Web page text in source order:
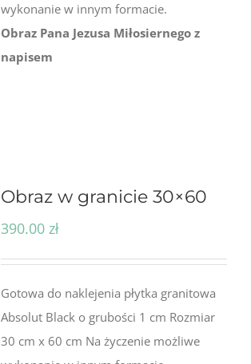
wykonanie w innym formacie.
Obraz Pana Jezusa Miłosiernego z
napisem
Obraz w granicie 30×60
390.00 zł
Gotowa do naklejenia płytka granitowa
Absolut Black o grubości 1 cm Rozmiar
30 cm x 60 cm Na życzenie możliwe